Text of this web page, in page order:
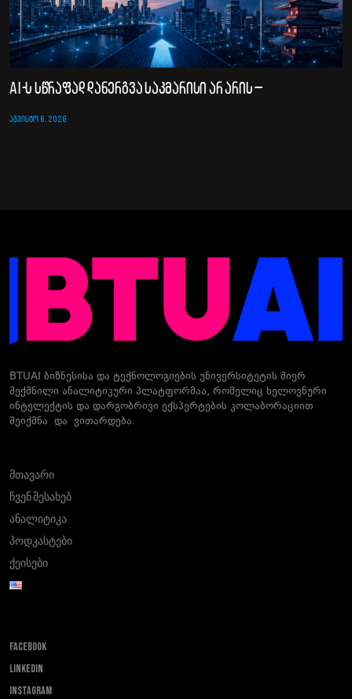
AI-ს სწრაფად დანერგვა საკმარისი არ არის –
ᲐᲒᲕᲘᲡᲢᲝ 6, 2026
BTUAI ბიზნესისა და ტექნოლოგიების უნივერსიტეტის მიერ
შექმნილი ანალიტიკური პლატფორმაა, რომელიც ხელოვნური
ინტელექტის და დარგობრივი ექსპერტების კოლაბორაციით
შეიქმნა და ვითარდება.
მთავარი
ჩვენ შესახებ
ანალიტიკა
პოდკასტები
ქეისები
FACEBOOK
LINKEDIN
INSTAGRAM